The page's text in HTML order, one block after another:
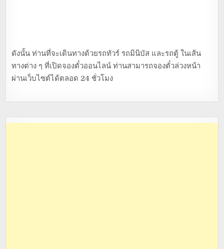
ดังนั้น ท่านที่จะเดินทางด้วยรถทัวร์ รถมินิบัส และรถตู้ ในเส้น
ทางต่าง ๆ ที่เปิดจองตั๋วออนไลน์ ท่านสามารถจองตั๋วล่วงหน้า
ผ่านเว็บไซต์ได้ตลอด 24 ชั่วโมง